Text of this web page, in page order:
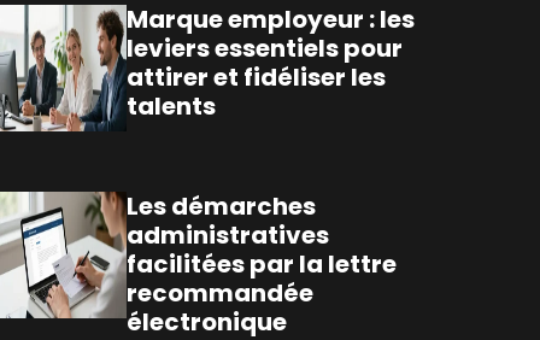
Marque employeur : les
leviers essentiels pour
attirer et fidéliser les
talents
Les démarches
administratives
facilitées par la lettre
recommandée
électronique